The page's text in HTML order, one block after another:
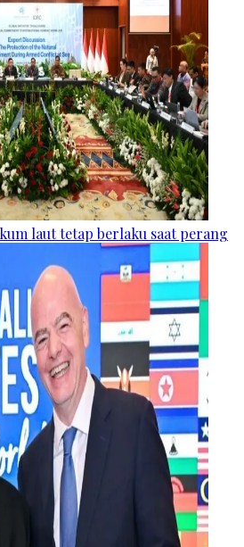
laut tetap berlaku saat perang